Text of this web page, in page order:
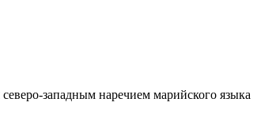
западным наречием марийского языка